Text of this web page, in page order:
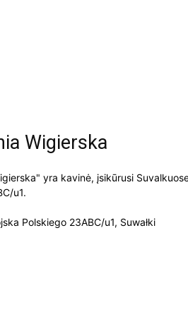
Wigierska
yra kavinė, įsikūrusi
u1.
Polskiego 23ABC/u1, Suwałki